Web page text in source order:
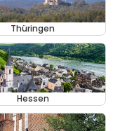
Thüringen
Hessen